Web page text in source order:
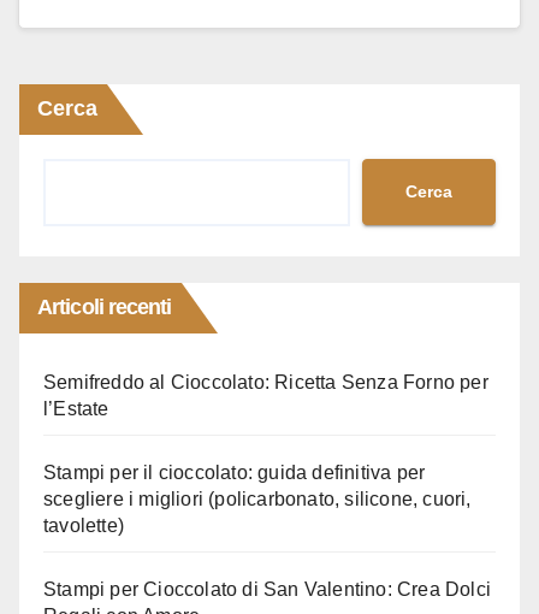
Cerca
Cerca
Articoli recenti
Semifreddo al Cioccolato: Ricetta Senza Forno per
l’Estate
Stampi per il cioccolato: guida definitiva per
scegliere i migliori (policarbonato, silicone, cuori,
tavolette)
Stampi per Cioccolato di San Valentino: Crea Dolci